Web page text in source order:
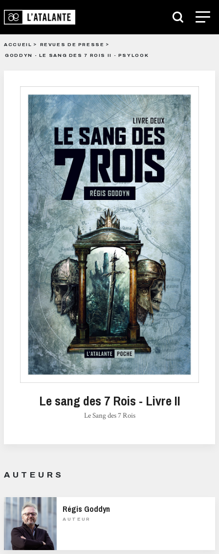
ACCUEIL
REVUES DE PRESSE
GODDYN - LE SANG DES 7 ROIS II - PSYLOOK
Le sang des 7 Rois - Livre II
Le Sang des 7 Rois
AUTEURS
Régis Goddyn
AUTEUR